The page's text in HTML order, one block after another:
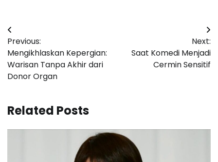
Post
navigation
Previous:
Mengikhlaskan Kepergian:
Warisan Tanpa Akhir dari
Donor Organ
Next:
Saat Komedi Menjadi
Cermin Sensitif
Related Posts